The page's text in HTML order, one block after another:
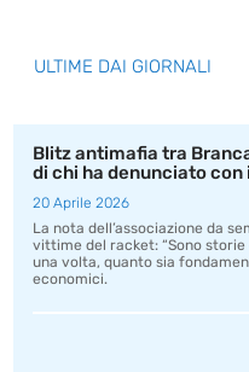
ULTIME DAI GIORNALI
Blitz antimafia tra
di chi ha denunciato con
20 Aprile 2026
La nota dell’associazione da
vittime del racket: “Sono
una volta, quanto sia
economici.